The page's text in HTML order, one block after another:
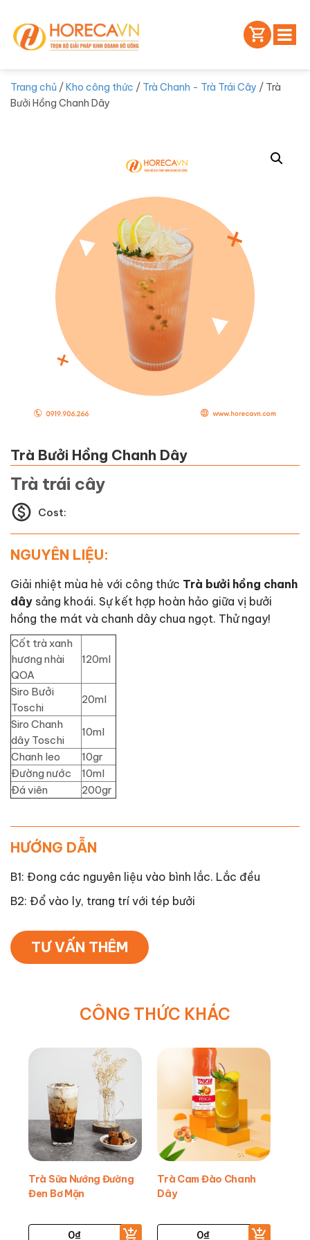
Trang chủ /Kho công thức / Trà Chanh - Trà Trái Cây / Trà
Bưởi Hồng Chanh Dây
Trà Bưởi Hồng Chanh Dây
Trà trái cây
Cost:
NGUYÊN LIỆU:
Giải nhiệt mùa hè với công thức Trà bưởi hồng chanh
dây sảng khoái. Sự kết hợp hoàn hảo giữa vị bưởi
hồng the mát và chanh dây chua ngọt. Thử ngay!
Cốt trà xanh
hương nhài
QOA
120ml
Siro Bưởi
Toschi
20ml
Siro Chanh
dây Toschi
10ml
Chanh leo
10gr
Đường nước
10ml
Đá viên
200gr
HƯỚNG DẪN
B1: Đong các nguyên liệu vào bình lắc. Lắc đều
B2: Đổ vào ly, trang trí với tép bưởi
TƯ VẤN THÊM
CÔNG THỨC KHÁC
Trà Sữa Nướng Đường
Đen Bơ Mặn
0₫
Trà Cam Đào Chanh
Dây
0₫